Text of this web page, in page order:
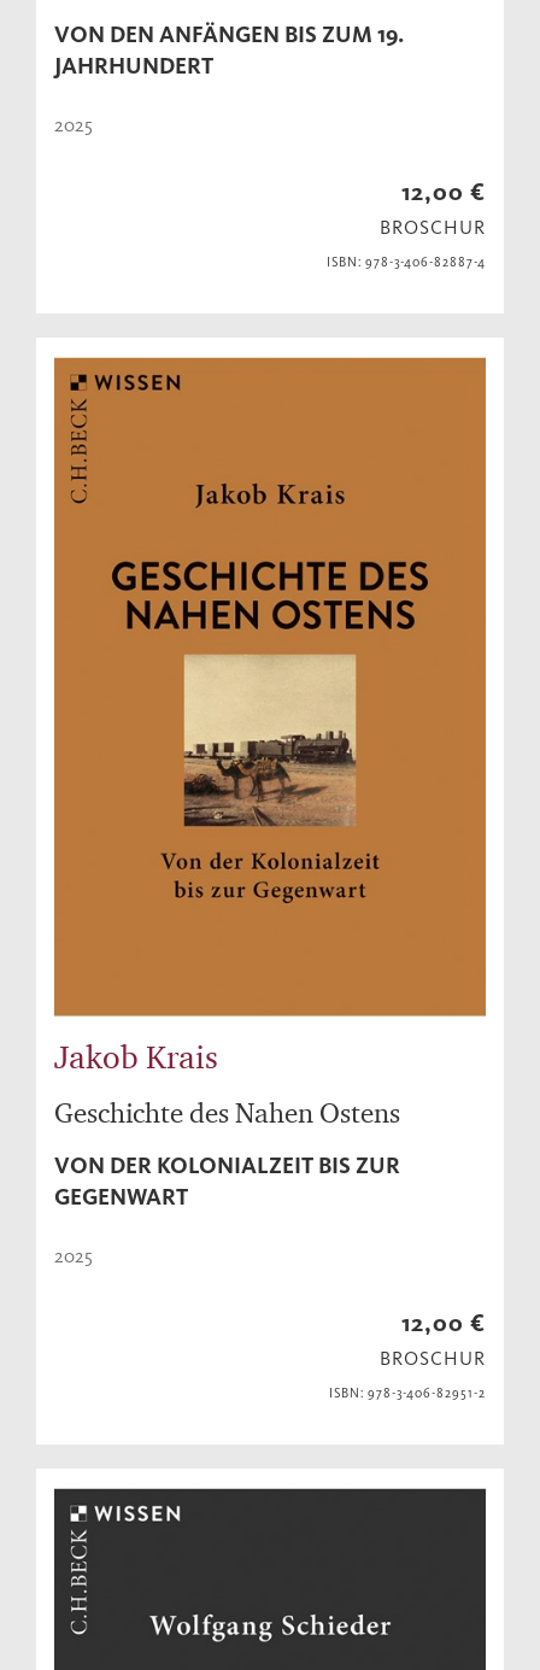
VON DEN ANFÄNGEN BIS ZUM 19.
JAHRHUNDERT
2025
12,00 €
BROSCHUR
ISBN: 978-3-406-82887-4
Jakob Krais
Geschichte des Nahen Ostens
VON DER KOLONIALZEIT BIS ZUR
GEGENWART
2025
12,00 €
BROSCHUR
ISBN: 978-3-406-82951-2